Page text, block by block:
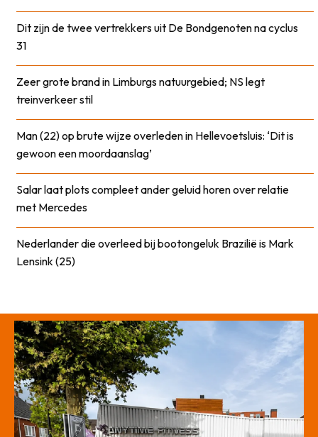
Dit zijn de twee vertrekkers uit De Bondgenoten na cyclus
31
Zeer grote brand in Limburgs natuurgebied; NS legt
treinverkeer stil
Man (22) op brute wijze overleden in Hellevoetsluis: ‘Dit is
gewoon een moordaanslag’
Salar laat plots compleet ander geluid horen over relatie
met Mercedes
Nederlander die overleed bij bootongeluk Brazilië is Mark
Lensink (25)